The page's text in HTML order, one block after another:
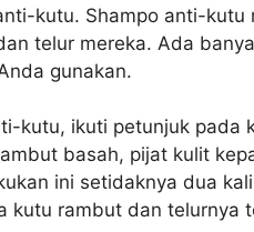
kutu. Shampo anti-kutu
telur mereka. Ada
gunakan.
kutu, ikuti petunjuk pada
basah, pijat kulit
ini setidaknya dua
kutu rambut dan telurnya